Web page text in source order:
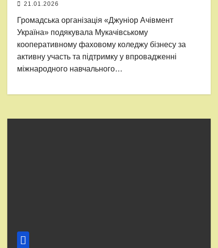
21.01.2026
Громадська організація «Джуніор Ачівмент
Україна» подякувала Мукачівському
кооперативному фаховому коледжу бізнесу за
активну участь та підтримку у впровадженні
міжнародного навчального…